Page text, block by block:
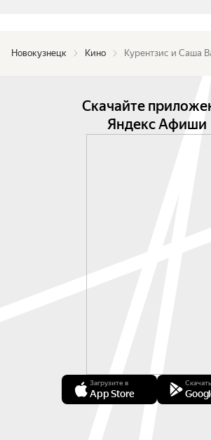
Новокузнецк Кино Курентзис и Саша
Скачайте
Яндекс Афиши
Загрузите в
App Store